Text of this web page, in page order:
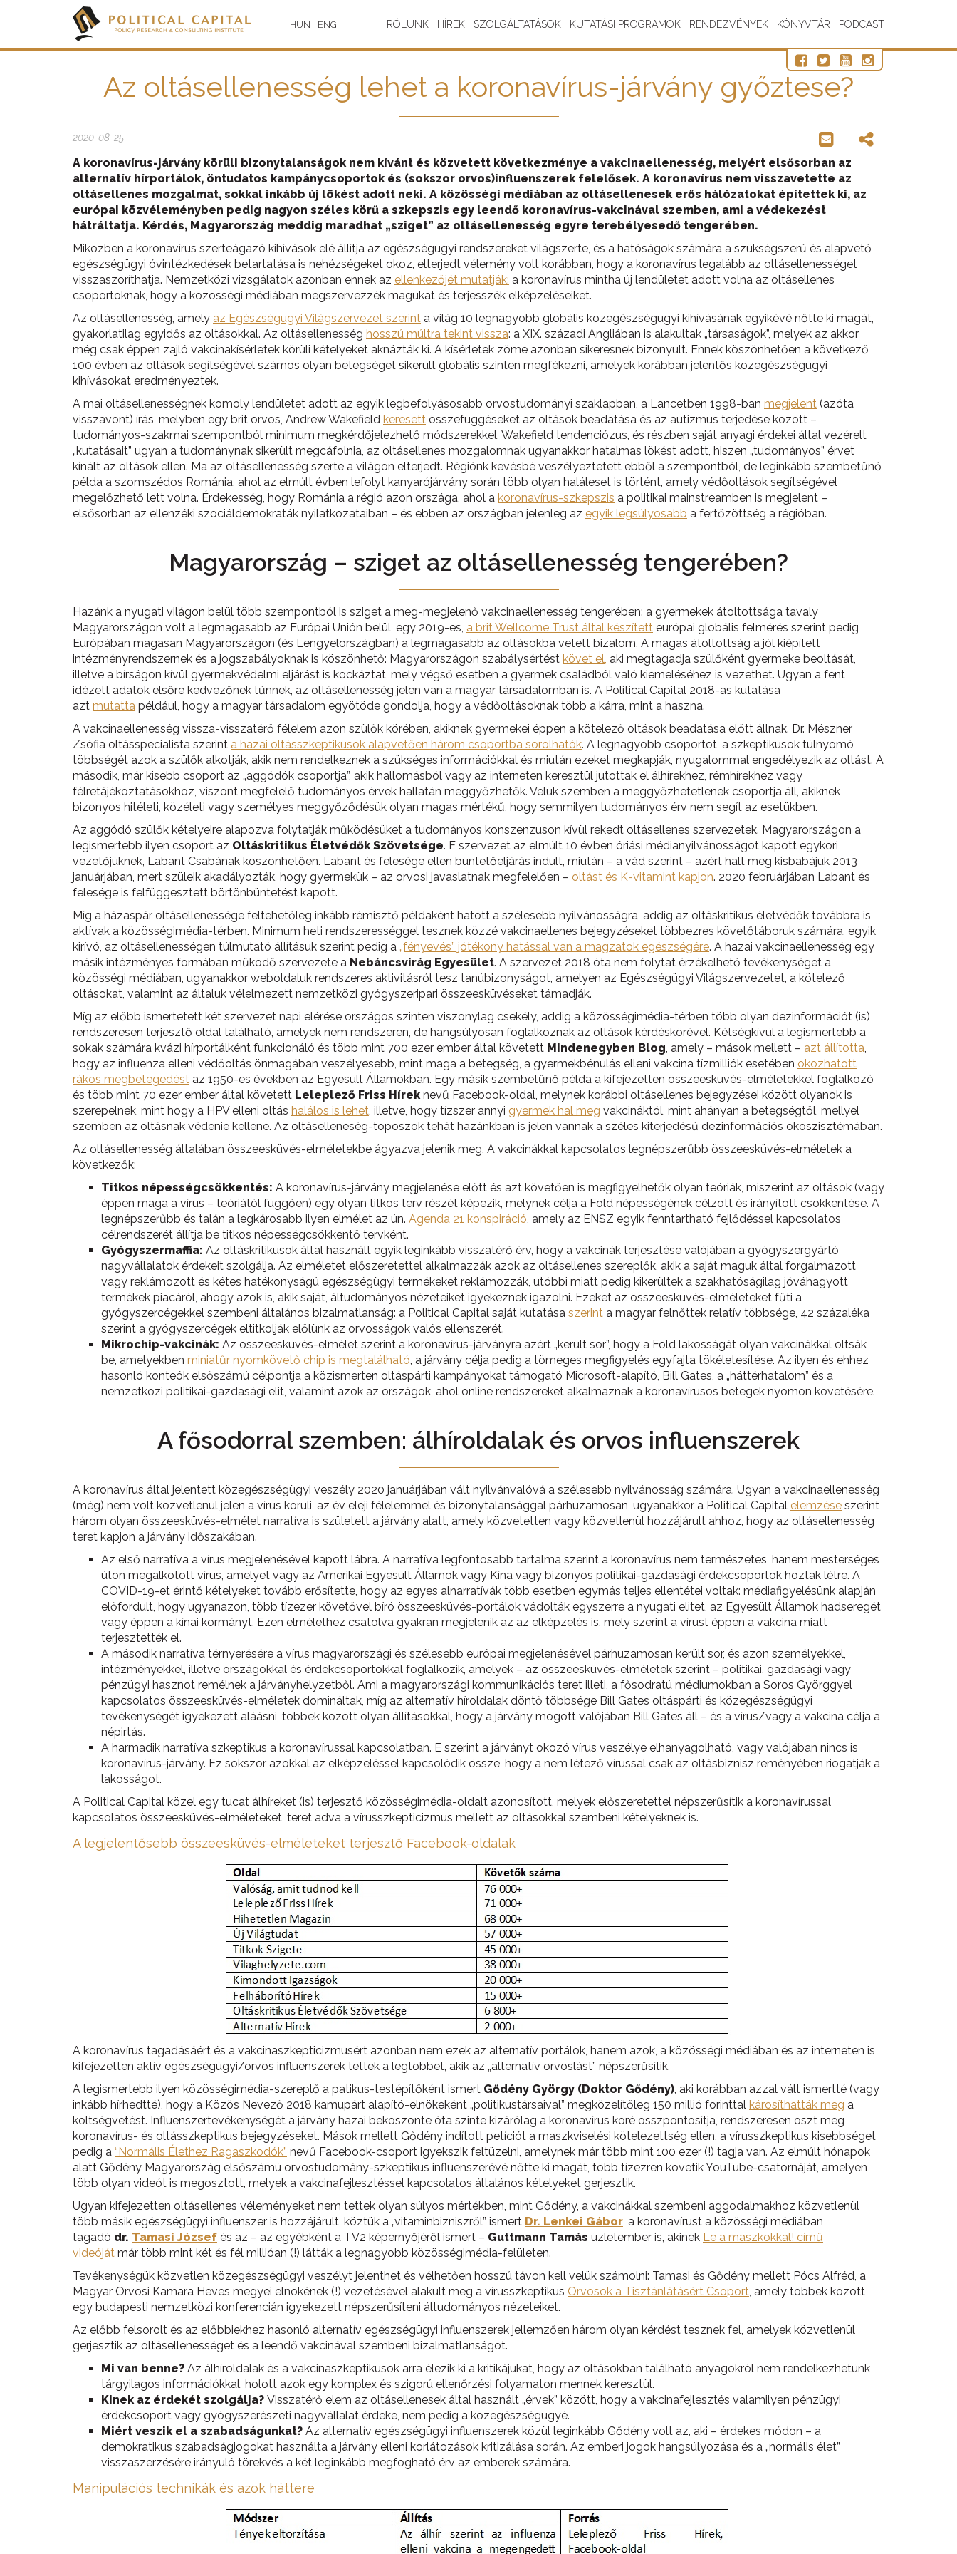
HUN ENG RÓLUNK HÍREK SZOLGÁLTATÁSOK KUTATÁSI PROGRAMOK RENDEZVÉNYEK KÖNYVTÁR PODCAST
Az oltásellenesség lehet a koronavírus-járvány győztese?
2020-08-25
A koronavírus-járvány körüli bizonytalanságok nem kívánt és közvetett következménye a vakcinaellenesség, melyért elsősorban az
alternatív hírportálok, öntudatos kampánycsoportok és (sokszor orvos)influenszerek felelősek. A koronavírus nem visszavetette az
oltásellenes mozgalmat, sokkal inkább új lökést adott neki. A közösségi médiában az oltásellenesek erős hálózatokat építettek ki, az
európai közvéleményben pedig nagyon széles körű a szkepszis egy leendő koronavírus-vakcinával szemben, ami a védekezést
hátráltatja. Kérdés, Magyarország meddig maradhat „sziget” az oltásellenesség egyre terebélyesedő tengerében.
Miközben a koronavírus szerteágazó kihívások elé állítja az egészségügyi rendszereket világszerte, és a hatóságok számára a szükségszerű és alapvető
egészségügyi óvintézkedések betartatása is nehézségeket okoz, elterjedt vélemény volt korábban, hogy a koronavírus legalább az oltásellenességet
visszaszoríthatja. Nemzetközi vizsgálatok azonban ennek az ellenkezőjét mutatják: a koronavírus mintha új lendületet adott volna az oltásellenes
csoportoknak, hogy a közösségi médiában megszervezzék magukat és terjesszék elképzeléseiket.
Az oltásellenesség, amely az Egészségügyi Világszervezet szerint a világ 10 legnagyobb globális közegészségügyi kihívásának egyikévé nőtte ki magát,
gyakorlatilag egyidős az oltásokkal. Az oltásellenesség hosszú múltra tekint vissza: a XIX. századi Angliában is alakultak „társaságok”, melyek az akkor
még csak éppen zajló vakcinakísérletek körüli kételyeket aknázták ki. A kísérletek zöme azonban sikeresnek bizonyult. Ennek köszönhetően a következő
100 évben az oltások segítségével számos olyan betegséget sikerült globális szinten megfékezni, amelyek korábban jelentős közegészségügyi
kihívásokat eredményeztek.
A mai oltásellenességnek komoly lendületet adott az egyik legbefolyásosabb orvostudományi szaklapban, a Lancetben 1998-ban megjelent (azóta
visszavont) írás, melyben egy brit orvos, Andrew Wakefield keresett összefüggéseket az oltások beadatása és az autizmus terjedése között –
tudományos-szakmai szempontból minimum megkérdőjelezhető módszerekkel. Wakefield tendenciózus, és részben saját anyagi érdekei által vezérelt
„kutatásait” ugyan a tudománynak sikerült megcáfolnia, az oltásellenes mozgalomnak ugyanakkor hatalmas lökést adott, hiszen „tudományos” érvet
kínált az oltások ellen. Ma az oltásellenesség szerte a világon elterjedt. Régiónk kevésbé veszélyeztetett ebből a szempontból, de leginkább szembetűnő
példa a szomszédos Románia, ahol az elmúlt évben lefolyt kanyarójárvány során több olyan haláleset is történt, amely védőoltások segítségével
megelőzhető lett volna. Érdekesség, hogy Románia a régió azon országa, ahol a koronavírus-szkepszis a politikai mainstreamben is megjelent –
elsősorban az ellenzéki szociáldemokraták nyilatkozataiban – és ebben az országban jelenleg az egyik legsúlyosabb a fertőzöttség a régióban.
Magyarország – sziget az oltásellenesség tengerében?
Hazánk a nyugati világon belül több szempontból is sziget a meg-megjelenő vakcinaellenesség tengerében: a gyermekek átoltottsága tavaly
Magyarországon volt a legmagasabb az Európai Unión belül, egy 2019-es, a brit Wellcome Trust által készített európai globális felmérés szerint pedig
Európában magasan Magyarországon (és Lengyelországban) a legmagasabb az oltásokba vetett bizalom. A magas átoltottság a jól kiépített
intézményrendszernek és a jogszabályoknak is köszönhető: Magyarországon szabálysértést követ el, aki megtagadja szülőként gyermeke beoltását,
illetve a bírságon kívül gyermekvédelmi eljárást is kockáztat, mely végső esetben a gyermek családból való kiemeléséhez is vezethet. Ugyan a fent
idézett adatok elsőre kedvezőnek tűnnek, az oltásellenesség jelen van a magyar társadalomban is. A Political Capital 2018-as kutatása
azt mutatta például, hogy a magyar társadalom egyötöde gondolja, hogy a védőoltásoknak több a kárra, mint a haszna.
A vakcinaellenesség vissza-visszatérő félelem azon szülők körében, akiknek gyermekei éppen a kötelező oltások beadatása előtt állnak. Dr. Mészner
Zsófia oltásspecialista szerint a hazai oltásszkeptikusok alapvetően három csoportba sorolhatók. A legnagyobb csoportot, a szkeptikusok túlnyomó
többségét azok a szülők alkotják, akik nem rendelkeznek a szükséges információkkal és miután ezeket megkapják, nyugalommal engedélyezik az oltást. A
második, már kisebb csoport az „aggódók csoportja”, akik hallomásból vagy az interneten keresztül jutottak el álhírekhez, rémhírekhez vagy
félretájékoztatásokhoz, viszont megfelelő tudományos érvek hallatán meggyőzhetők. Velük szemben a meggyőzhetetlenek csoportja áll, akiknek
bizonyos hitéleti, közéleti vagy személyes meggyőződésük olyan magas mértékű, hogy semmilyen tudományos érv nem segít az esetükben.
Az aggódó szülők kételyeire alapozva folytatják működésüket a tudományos konszenzuson kívül rekedt oltásellenes szervezetek. Magyarországon a
legismertebb ilyen csoport az Oltáskritikus Életvédők Szövetsége. E szervezet az elmúlt 10 évben óriási médianyilvánosságot kapott egykori
vezetőjüknek, Labant Csabának köszönhetően. Labant és felesége ellen büntetőeljárás indult, miután – a vád szerint – azért halt meg kisbabájuk 2013
januárjában, mert szüleik akadályozták, hogy gyermekük – az orvosi javaslatnak megfelelően – oltást és K-vitamint kapjon. 2020 februárjában Labant és
felesége is felfüggesztett börtönbüntetést kapott.
Míg a házaspár oltásellenessége feltehetőleg inkább rémisztő példaként hatott a szélesebb nyilvánosságra, addig az oltáskritikus életvédők továbbra is
aktívak a közösségimédia-térben. Minimum heti rendszerességgel tesznek közzé vakcinaellenes bejegyzéseket többezres követőtáboruk számára, egyik
kirívó, az oltásellenességen túlmutató állításuk szerint pedig a „fényevés” jótékony hatással van a magzatok egészségére. A hazai vakcinaellenesség egy
másik intézményes formában működő szervezete a Nebáncsvirág Egyesület. A szervezet 2018 óta nem folytat érzékelhető tevékenységet a
közösségi médiában, ugyanakkor weboldaluk rendszeres aktivitásról tesz tanúbizonyságot, amelyen az Egészségügyi Világszervezetet, a kötelező
oltásokat, valamint az általuk vélelmezett nemzetközi gyógyszeripari összeesküvéseket támadják.
Míg az előbb ismertetett két szervezet napi elérése országos szinten viszonylag csekély, addig a közösségimédia-térben több olyan dezinformációt (is)
rendszeresen terjesztő oldal található, amelyek nem rendszeren, de hangsúlyosan foglalkoznak az oltások kérdéskörével. Kétségkívül a legismertebb a
sokak számára kvázi hírportálként funkcionáló és több mint 700 ezer ember által követett Mindenegyben Blog, amely – mások mellett – azt állította,
hogy az influenza elleni védőoltás önmagában veszélyesebb, mint maga a betegség, a gyermekbénulás elleni vakcina tízmilliók esetében okozhatott
rákos megbetegedést az 1950-es években az Egyesült Államokban. Egy másik szembetűnő példa a kifejezetten összeesküvés-elméletekkel foglalkozó
és több mint 70 ezer ember által követett Leleplező Friss Híreknevű Facebook-oldal, melynek korábbi oltásellenes bejegyzései között olyanok is
szerepelnek, mint hogy a HPV elleni oltás halálos is lehet, illetve, hogy tízszer annyi gyermek hal meg vakcináktól, mint ahányan a betegségtől, mellyel
szemben az oltásnak védenie kellene. Az oltáselleneség-toposzok tehát hazánkban is jelen vannak a széles kiterjedésű dezinformációs ökoszisztémában.
Az oltásellenesség általában összeesküvés-elméletekbe ágyazva jelenik meg. A vakcinákkal kapcsolatos legnépszerűbb összeesküvés-elméletek a
következők:
Titkos népességcsökkentés: A koronavírus-járvány megjelenése előtt és azt követően is megfigyelhetők olyan teóriák, miszerint az oltások (vagy
éppen maga a vírus – teóriától függően) egy olyan titkos terv részét képezik, melynek célja a Föld népességének célzott és irányított csökkentése. A
legnépszerűbb és talán a legkárosabb ilyen elmélet az ún. Agenda 21 konspiráció, amely az ENSZ egyik fenntartható fejlődéssel kapcsolatos
célrendszerét állítja be titkos népességcsökkentő tervként.
Gyógyszermaffia: Az oltáskritikusok által használt egyik leginkább visszatérő érv, hogy a vakcinák terjesztése valójában a gyógyszergyártó
nagyvállalatok érdekeit szolgálja. Az elméletet előszeretettel alkalmazzák azok az oltásellenes szereplők, akik a saját maguk által forgalmazott
vagy reklámozott és kétes hatékonyságú egészségügyi termékeket reklámozzák, utóbbi miatt pedig kikerültek a szakhatóságilag jóváhagyott
termékek piacáról, ahogy azok is, akik saját, áltudományos nézeteiket igyekeznek igazolni. Ezeket az összeesküvés-elméleteket fűti a
gyógyszercégekkel szembeni általános bizalmatlanság: a Political Capital saját kutatása szerint a magyar felnőttek relatív többsége, 42 százaléka
szerint a gyógyszercégek eltitkolják előlünk az orvosságok valós ellenszerét.
Mikrochip-vakcinák: Az összeesküvés-elmélet szerint a koronavírus-járványra azért „került sor”, hogy a Föld lakosságát olyan vakcinákkal oltsák
be, amelyekben miniatűr nyomkövető chip is megtalálható, a járvány célja pedig a tömeges megfigyelés egyfajta tökéletesítése. Az ilyen és ehhez
hasonló konteók elsőszámú célpontja a közismerten oltáspárti kampányokat támogató Microsoft-alapító, Bill Gates, a „háttérhatalom” és a
nemzetközi politikai-gazdasági elit, valamint azok az országok, ahol online rendszereket alkalmaznak a koronavírusos betegek nyomon követésére.
A fősodorral szemben: álhíroldalak és orvos influenszerek
A koronavírus által jelentett közegészségügyi veszély 2020 januárjában vált nyilvánvalóvá a szélesebb nyilvánosság számára. Ugyan a vakcinaellenesség
(még) nem volt közvetlenül jelen a vírus körüli, az év eleji félelemmel és bizonytalansággal párhuzamosan, ugyanakkor a Political Capital elemzése szerint
három olyan összeesküvés-elmélet narratíva is született a járvány alatt, amely közvetetten vagy közvetlenül hozzájárult ahhoz, hogy az oltásellenesség
teret kapjon a járvány időszakában.
Az első narratíva a vírus megjelenésével kapott lábra. A narratíva legfontosabb tartalma szerint a koronavírus nem természetes, hanem mesterséges
úton megalkotott vírus, amelyet vagy az Amerikai Egyesült Államok vagy Kína vagy bizonyos politikai-gazdasági érdekcsoportok hoztak létre. A
COVID-19-et érintő kételyeket tovább erősítette, hogy az egyes alnarratívák több esetben egymás teljes ellentétei voltak: médiafigyelésünk alapján
előfordult, hogy ugyanazon, több tízezer követővel bíró összeesküvés-portálok vádolták egyszerre a nyugati elitet, az Egyesült Államok hadseregét
vagy éppen a kínai kormányt. Ezen elmélethez csatolva gyakran megjelenik az az elképzelés is, mely szerint a vírust éppen a vakcina miatt
terjesztették el.
A második narratíva térnyerésére a vírus magyarországi és szélesebb európai megjelenésével párhuzamosan került sor, és azon személyekkel,
intézményekkel, illetve országokkal és érdekcsoportokkal foglalkozik, amelyek – az összeesküvés-elméletek szerint – politikai, gazdasági vagy
pénzügyi hasznot remélnek a járványhelyzetből. Ami a magyarországi kommunikációs teret illeti, a fősodratú médiumokban a Soros Györggyel
kapcsolatos összeesküvés-elméletek domináltak, míg az alternatív híroldalak döntő többsége Bill Gates oltáspárti és közegészségügyi
tevékenységét igyekezett aláásni, többek között olyan állításokkal, hogy a járvány mögött valójában Bill Gates áll – és a vírus/vagy a vakcina célja a
népirtás.
A harmadik narratíva szkeptikus a koronavírussal kapcsolatban. E szerint a járványt okozó vírus veszélye elhanyagolható, vagy valójában nincs is
koronavírus-járvány. Ez sokszor azokkal az elképzeléssel kapcsolódik össze, hogy a nem létező vírussal csak az oltásbiznisz reményében riogatják a
lakosságot.
A Political Capital közel egy tucat álhíreket (is) terjesztő közösségimédia-oldalt azonosított, melyek előszeretettel népszerűsítik a koronavírussal
kapcsolatos összeesküvés-elméleteket, teret adva a vírusszkepticizmus mellett az oltásokkal szembeni kételyeknek is.
A legjelentősebb összeesküvés-elméleteket terjesztő Facebook-oldalak
A koronavírus tagadásáért és a vakcinaszkepticizmusért azonban nem ezek az alternatív portálok, hanem azok, a közösségi médiában és az interneten is
kifejezetten aktív egészségügyi/orvos influenszerek tettek a legtöbbet, akik az „alternatív orvoslást” népszerűsítik.
A legismertebb ilyen közösségimédia-szereplő a patikus-testépítőként ismert Gődény György (Doktor Gődény), aki korábban azzal vált ismertté (vagy
inkább hírhedtté), hogy a Közös Nevező 2018 kamupárt alapító-elnökeként „politikustársaival” megközelítőleg 150 millió forinttal károsíthatták meg a
költségvetést. Influenszertevékenységét a járvány hazai beköszönte óta szinte kizárólag a koronavírus köré összpontosítja, rendszeresen oszt meg
koronavírus- és oltásszkeptikus bejegyzéseket. Mások mellett Gődény indított petíciót a maszkviselési kötelezettség ellen, a vírusszkeptikus kisebbséget
pedig a “Normális Élethez Ragaszkodók” nevű Facebook-csoport igyekszik feltüzelni, amelynek már több mint 100 ezer (!) tagja van. Az elmúlt hónapok
alatt Gődény Magyarország elsőszámú orvostudomány-szkeptikus influenszerévé nőtte ki magát, több tízezren követik YouTube-csatornáját, amelyen
több olyan videót is megosztott, melyek a vakcinafejlesztéssel kapcsolatos általános kételyeket gerjesztik.
Ugyan kifejezetten oltásellenes véleményeket nem tettek olyan súlyos mértékben, mint Gődény, a vakcinákkal szembeni aggodalmakhoz közvetlenül
több másik egészségügyi influenszer is hozzájárult, köztük a „vitaminbizniszről” ismert Dr. Lenkei Gábor, a koronavírust a közösségi médiában
tagadó dr. Tamasi József és az – az egyébként a TV2 képernyőjéről ismert – Guttmann Tamás üzletember is, akinek Le a maszkokkal! című
videóját már több mint két és fél millióan (!) látták a legnagyobb közösségimédia-felületen.
Tevékenységük közvetlen közegészségügyi veszélyt jelenthet és vélhetően hosszú távon kell velük számolni: Tamasi és Gődény mellett Pócs Alfréd, a
Magyar Orvosi Kamara Heves megyei elnökének (!) vezetésével alakult meg a vírusszkeptikus Orvosok a Tisztánlátásért Csoport, amely többek között
egy budapesti nemzetközi konferencián igyekezett népszerűsíteni áltudományos nézeteiket.
Az előbb felsorolt és az előbbiekhez hasonló alternatív egészségügyi influenszerek jellemzően három olyan kérdést tesznek fel, amelyek közvetlenül
gerjesztik az oltásellenességet és a leendő vakcinával szembeni bizalmatlanságot.
Mi van benne? Az álhíroldalak és a vakcinaszkeptikusok arra élezik ki a kritikájukat, hogy az oltásokban található anyagokról nem rendelkezhetünk
tárgyilagos információkkal, holott azok egy komplex és szigorú ellenőrzési folyamaton mennek keresztül.
Kinek az érdekét szolgálja? Visszatérő elem az oltásellenesek által használt „érvek” között, hogy a vakcinafejlesztés valamilyen pénzügyi
érdekcsoport vagy gyógyszerészeti nagyvállalat érdeke, nem pedig a közegészségügyé.
Miért veszik el a szabadságunkat? Az alternatív egészségügyi influenszerek közül leginkább Gődény volt az, aki – érdekes módon – a
demokratikus szabadságjogokat használta a járvány elleni korlátozások kritizálása során. Az emberi jogok hangsúlyozása és a „normális élet”
visszaszerzésére irányuló törekvés a két leginkább megfogható érv az emberek számára.
Manipulációs technikák és azok háttere